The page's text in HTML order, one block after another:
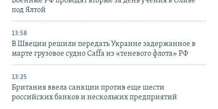
под Ялтой
13:58
В Швеции решили передать Украине задержанное в
марте грузовое судно Caffa из «теневого флота» РФ
13:25
Британия ввела санкции против еще шести
российских банков и нескольких предприятий